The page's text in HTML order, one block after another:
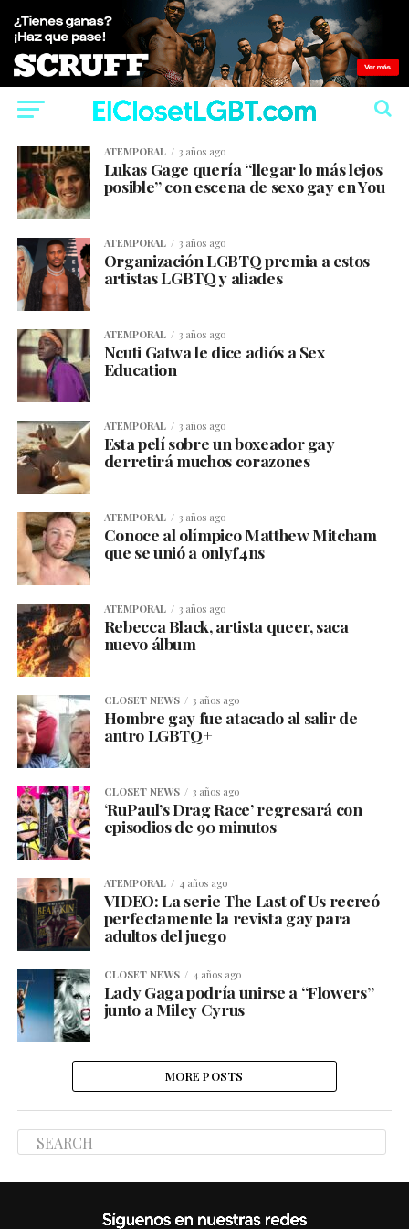
ATEMPORAL 3 años ago
Lukas Gage quería “llegar lo más lejos
posible” con escena de sexo gay en You
ATEMPORAL 3 años ago
Organización LGBTQ premia a estos
artistas LGBTQ y aliades
ATEMPORAL 3 años ago
Ncuti Gatwa le dice adiós a Sex
Education
ATEMPORAL 3 años ago
Esta pelí sobre un boxeador gay
derretirá muchos corazones
ATEMPORAL 3 años ago
Conoce al olímpico Matthew Mitcham
que se unió a onlyf4ns
ATEMPORAL 3 años ago
Rebecca Black, artista queer, saca
nuevo álbum
CLOSET NEWS 3 años ago
Hombre gay fue atacado al salir de
antro LGBTQ+
CLOSET NEWS 3 años ago
‘RuPaul’s Drag Race’ regresará con
episodios de 90 minutos
ATEMPORAL 4 años ago
VIDEO: La serie The Last of Us recreó
perfectamente la revista gay para
adultos del juego
CLOSET NEWS 4 años ago
Lady Gaga podría unirse a “Flowers”
junto a Miley Cyrus
MORE POSTS